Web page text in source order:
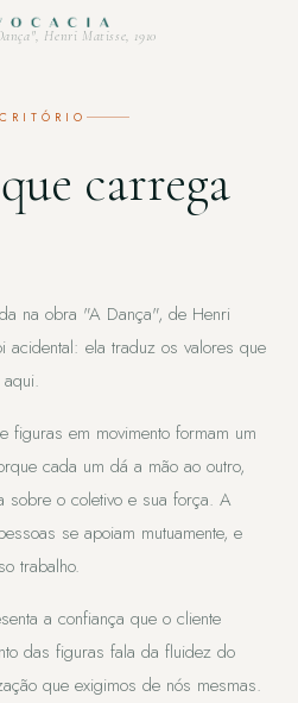
Henri Matisse, 1910
carrega
na obra "A Dança", de Henri
acidental: ela traduz os valores que
figuras em movimento formam um
cada um dá a mão ao outro,
sobre o coletivo e sua força. A
se apoiam mutuamente, e
trabalho.
a confiança que o cliente
das figuras fala da fluidez do
que exigimos de nós mesmas.